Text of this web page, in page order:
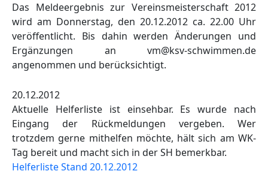
Das Meldeergebnis zur Vereinsmeisterschaft 2012
wird am Donnerstag, den 20.12.2012 ca. 22.00 Uhr
veröffentlicht. Bis dahin werden Änderungen und
Ergänzungen an vm@ksv-schwimmen.de
angenommen und berücksichtigt.
20.12.2012
Aktuelle Helferliste ist einsehbar. Es wurde nach
Eingang der Rückmeldungen vergeben. Wer
trotzdem gerne mithelfen möchte, hält sich am WK-
Tag bereit und macht sich in der SH bemerkbar.
Helferliste Stand 20.12.2012